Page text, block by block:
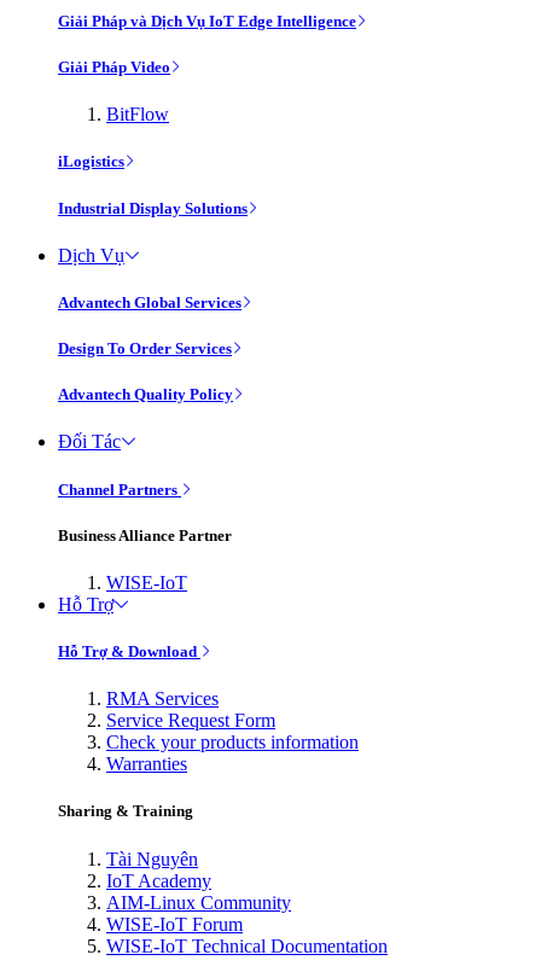
Giải Pháp và Dịch Vụ IoT Edge Intelligence
Giải Pháp Video
BitFlow
iLogistics
Industrial Display Solutions
Dịch Vụ
Advantech Global Services
Design To Order Services
Advantech Quality Policy
Đối Tác
Channel Partners
Business Alliance Partner
WISE-IoT
Hỗ Trợ
Hỗ Trợ & Download
RMA Services
Service Request Form
Check your products information
Warranties
Sharing & Training
Tài Nguyên
IoT Academy
AIM-Linux Community
WISE-IoT Forum
WISE-IoT Technical Documentation